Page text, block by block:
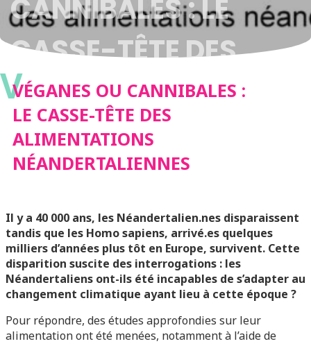
CANNIBALES : LE
CASSE-TÊTE DES
ALIMENTATIONS
NÉANDERTALIENNES
VVÉGANES OU CANNIBALES :
LE CASSE-TÊTE DES
ALIMENTATIONS
NÉANDERTALIENNES
Il y a 40 000 ans, les Néandertalien.nes disparaissent
tandis que les Homo sapiens, arrivé.es quelques
milliers d’années plus tôt en Europe, survivent. Cette
disparition suscite des interrogations : les
Néandertaliens ont-ils été incapables de s’adapter au
changement climatique ayant lieu à cette époque ?
Pour répondre, des études approfondies sur leur
alimentation ont été menées, notamment à l’aide de